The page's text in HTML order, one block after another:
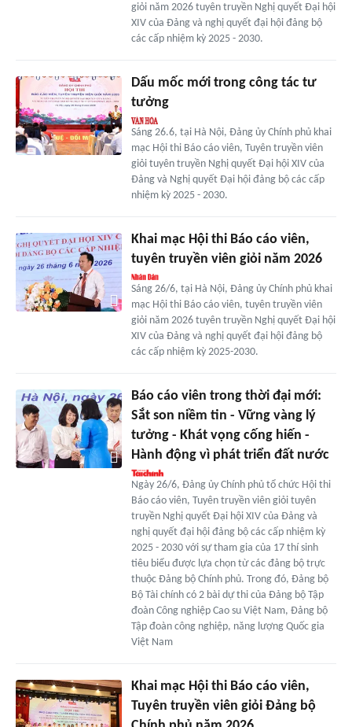
giỏi năm 2026 tuyên truyền Nghị quyết Đại hội
XIV của Đảng và nghị quyết đại hội đảng bộ
các cấp nhiệm kỳ 2025 - 2030.
Dấu mốc mới trong công tác tư
tưởng
Sáng 26.6, tại Hà Nội, Đảng ủy Chính phủ khai
mạc Hội thi Báo cáo viên, Tuyên truyền viên
giỏi tuyên truyền Nghị quyết Đại hội XIV của
Đảng và Nghị quyết Đại hội đảng bộ các cấp
nhiệm kỳ 2025 - 2030.
Khai mạc Hội thi Báo cáo viên,
tuyên truyền viên giỏi năm 2026
Sáng 26/6, tại Hà Nội, Đảng ủy Chính phủ khai
mạc Hội thi Báo cáo viên, tuyên truyền viên
giỏi năm 2026 tuyên truyền Nghị quyết Đại hội
XIV của Đảng và nghị quyết đại hội đảng bộ
các cấp nhiệm kỳ 2025-2030.
Báo cáo viên trong thời đại mới:
Sắt son niềm tin - Vững vàng lý
tưởng - Khát vọng cống hiến -
Hành động vì phát triển đất nước
Ngày 26/6, Đảng ủy Chính phủ tổ chức Hội thi
Báo cáo viên, Tuyên truyền viên giỏi tuyên
truyền Nghị quyết Đại hội XIV của Đảng và
nghị quyết đại hội đảng bộ các cấp nhiệm kỳ
2025 - 2030 với sự tham gia của 17 thí sinh
tiêu biểu được lựa chọn từ các đảng bộ trực
thuộc Đảng bộ Chính phủ. Trong đó, Đảng bộ
Bộ Tài chính có 2 bài dự thi của Đảng bộ Tập
đoàn Công nghiệp Cao su Việt Nam, Đảng bộ
Tập đoàn công nghiệp, năng lượng Quốc gia
Việt Nam
Khai mạc Hội thi Báo cáo viên,
Tuyên truyền viên giỏi Đảng bộ